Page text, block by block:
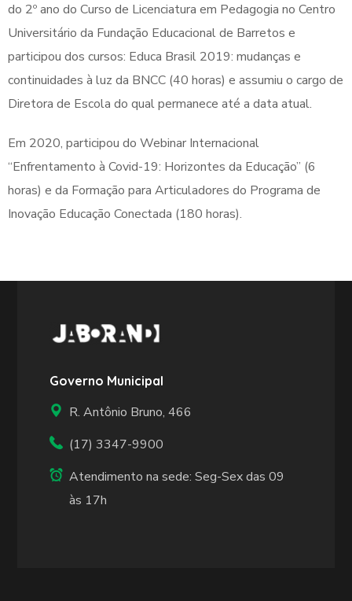
do 2º ano do Curso de Licenciatura em Pedagogia no Centro
Universitário da Fundação Educacional de Barretos e
participou dos cursos: Educa Brasil 2019: mudanças e
continuidades à luz da BNCC (40 horas) e assumiu o cargo de
Diretora de Escola do qual permanece até a data atual.
Em 2020, participou do Webinar Internacional
“Enfrentamento à Covid-19: Horizontes da Educação” (6
horas) e da Formação para Articuladores do Programa de
Inovação Educação Conectada (180 horas).
Governo Municipal
R. Antônio Bruno, 466
(17) 3347-9900
Atendimento na sede: Seg-Sex das 09
às 17h